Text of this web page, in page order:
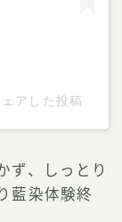
アした投稿
ず、しっとり
藍染体験終